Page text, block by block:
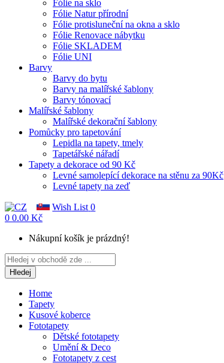
Fólie na sklo
Fólie Natur přírodní
Fólie protisluneční na okna a sklo
Fólie Renovace nábytku
Fólie SKLADEM
Fólie UNI
Barvy
Barvy do bytu
Barvy na malířské šablony
Barvy tónovací
Malířské šablony
Malířské dekorační šablony
Pomůcky pro tapetování
Lepidla na tapety, tmely
Tapetářské nářadí
Tapety a dekorace od 90 Kč
Levné samolepící dekorace na stěnu za 90Kč
Levné tapety na zeď
Wish List 0
0 0.00 Kč
Nákupní košík je prázdný!
Hledej
Home
Tapety
Kusové koberce
Fototapety
Dětské fototapety
Umění & Deco
Fototapety z cest